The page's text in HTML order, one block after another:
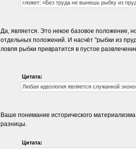
гложет: «Без труда не вынешь рыбку из
Да, является. Это некое базовое положение,
отдельных положений. И насчёт "рыбки из
ловля рыбки превратится в пустое
Цитата:
Любая идеология является служанкой
Ваше понимание исторического
разницы.
Цитата: